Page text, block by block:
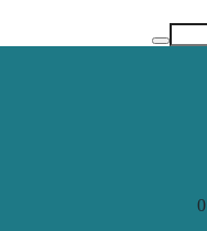
0